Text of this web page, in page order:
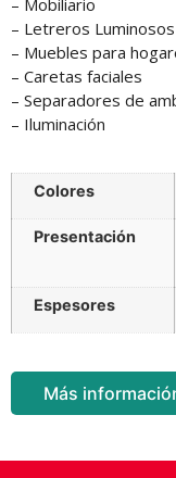
– Letreros Luminosos
– Muebles para
– Caretas faciales
– Separadores de
– Iluminación
Colores
Presentación
Espesores
Más